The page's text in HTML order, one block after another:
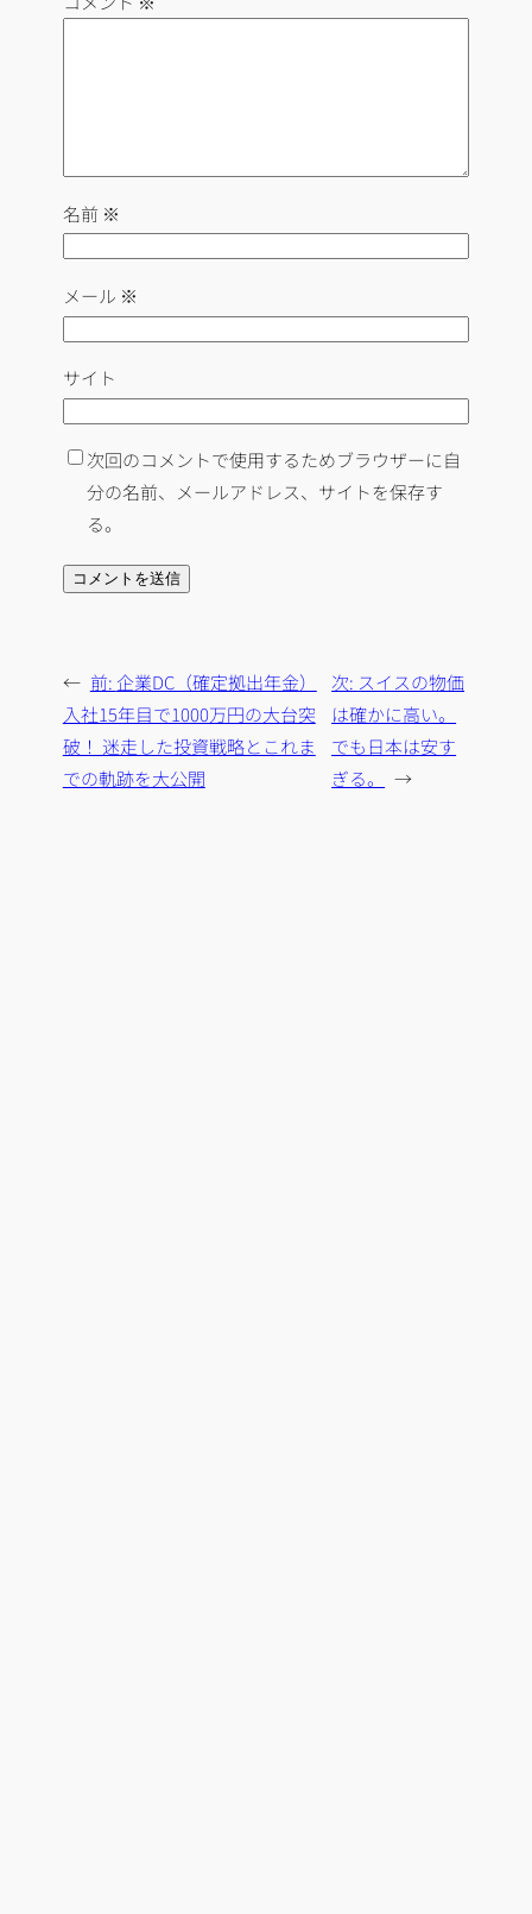
名前 ※
メール ※
サイト
次回のコメントで使用するためブラウザーに自
分の名前、メールアドレス、サイトを保存す
る。
← 前: 企業DC（確定拠出年金）
入社15年目で1000万円の大台突
破！ 迷走した投資戦略とこれま
での軌跡を大公開
次: スイスの物価
は確かに高い。
でも日本は安す
ぎる。
→